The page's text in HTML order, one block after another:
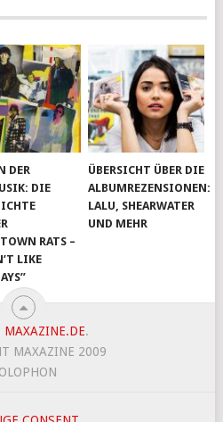
DER
DIE
RATS –
LIKE
ÜBERSICHT ÜBER DIE
ALBUMREZENSIONEN:
LALU, SHEARWATER
UND MEHR
MAXAZINE.DE.
MAXAZINE 2009